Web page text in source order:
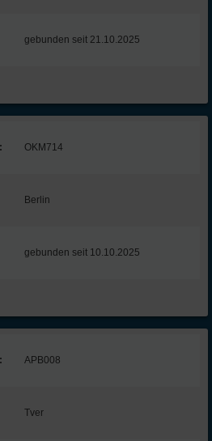
gebunden seit 21.10.2025
OKM714
Berlin
gebunden seit 10.10.2025
APB008
Tver